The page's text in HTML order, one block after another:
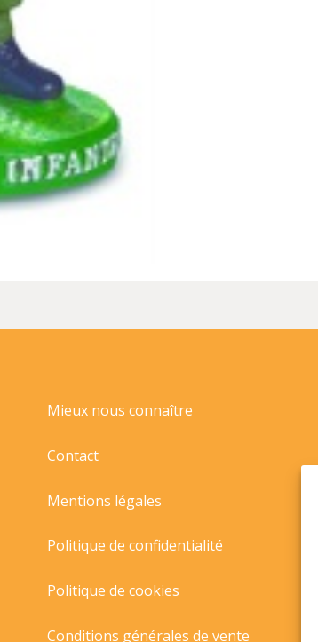
Mieux nous connaître
Contact
Mentions légales
Politique de confidentialité
Politique de cookies
Conditions générales de vente